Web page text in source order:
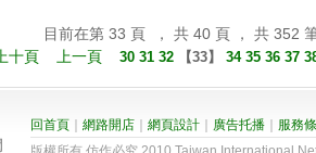
目前在第 33 頁 ， 共 40 頁 ， 共 352
上十頁 上一頁 30 31 32 【33】 34 35 36 37
回首頁 網路開店 網頁設計 廣告托播
服務